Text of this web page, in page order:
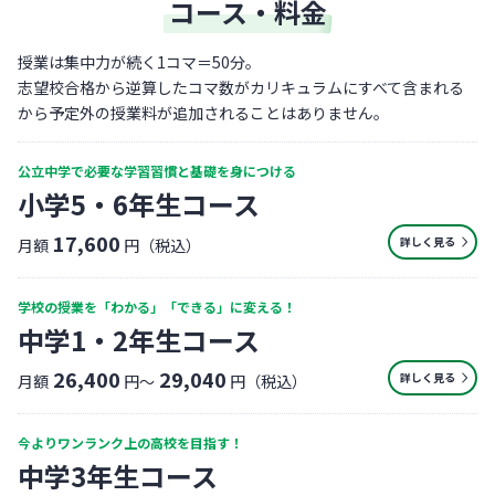
コース・料金
授業は集中力が続く1コマ＝50分。
志望校合格から逆算したコマ数がカリキュラムにすべて含まれる
から予定外の授業料が追加されることはありません。
公立中学で必要な学習習慣と基礎を身につける
小学5・6年生コース
月額 17,600 円（税込） 詳しく見る
学校の授業を「わかる」「できる」に変える！
中学1・2年生コース
月額 26,400 円〜 29,040 円（税込） 詳しく見る
今よりワンランク上の高校を目指す！
中学3年生コース